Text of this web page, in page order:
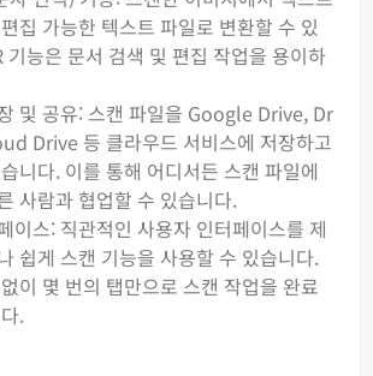
집 가능한 텍스트 파일로 변환할 수 있
기능은 문서 검색 및 편집 작업을 용이하
및 공유: 스캔 파일을 Google Drive, Dr
Drive 등 클라우드 서비스에 저장하고
니다. 이를 통해 어디서든 스캔 파일에
사람과 협업할 수 있습니다.
이스: 직관적인 사용자 인터페이스를 제
쉽게 스캔 기능을 사용할 수 있습니다.
이 몇 번의 탭만으로 스캔 작업을 완료
.